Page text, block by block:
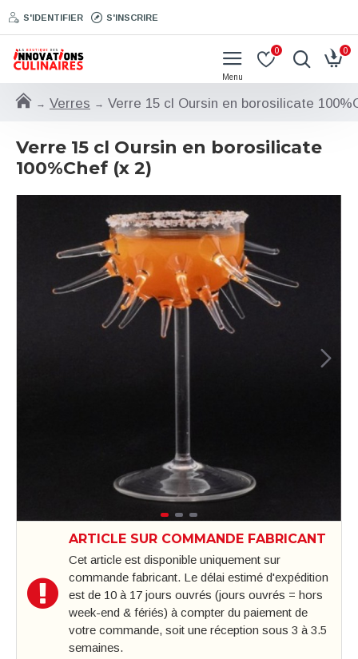
S'IDENTIFIER S'INSCRIRE
0 0
Verres Verre 15 cl Oursin en borosilicate
Verre 15 cl Oursin en borosilicate
100%Chef (x 2)
ARTICLE SUR COMMANDE FABRICANT
Cet article est disponible uniquement sur
commande fabricant. Le délai estimé d'expédition
est de 10 à 17 jours ouvrés (jours ouvrés = hors
week-end & fériés) à compter du paiement de
votre commande, soit une réception sous 3 à 3.5
semaines.